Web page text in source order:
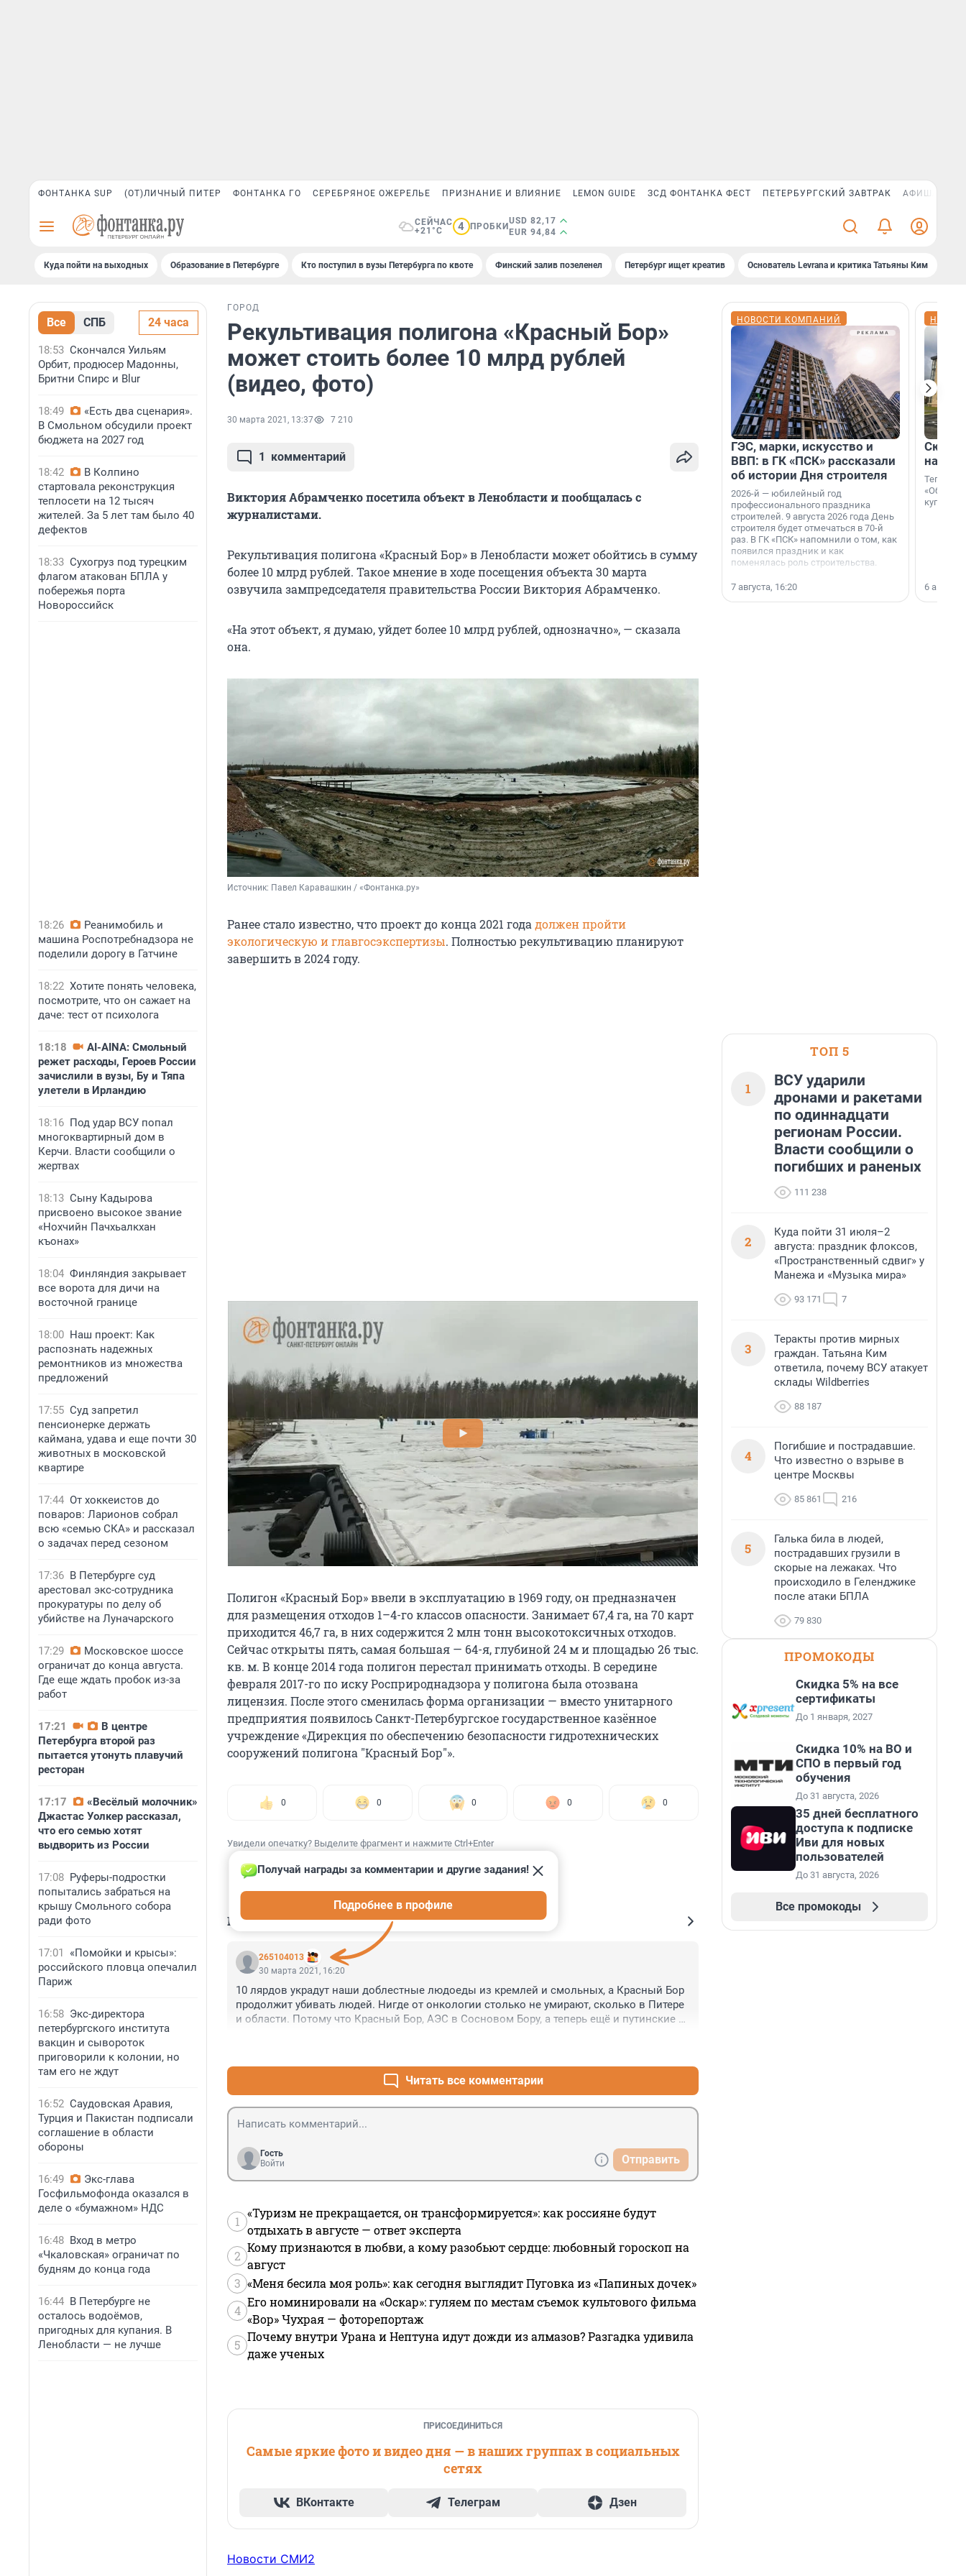
ФОНТАНКА SUP (ОТ)ЛИЧНЫЙ ПИТЕР ФОНТАНКА ГО СЕРЕБРЯНОЕ ОЖЕРЕЛЬЕ ПРИЗНАНИЕ И ВЛИЯНИЕ LEMON GUIDE ЗСД ФОНТАНКА ФЕСТ ПЕТЕРБУРГСКИЙ ЗАВТРАК АФИША PLUS
СЕЙЧАС
+21°C
4 ПРОБКИ
USD 82,17
EUR 94,84
Куда пойти на выходных Образование в Петербурге Кто поступил в вузы Петербурга по квоте Финский залив позеленел Петербург ищет креатив Основатель Levrana и критика Татьяны Ким
Все СПБ 24 часа
18:53 Скончался Уильям
Орбит, продюсер Мадонны,
Бритни Спирс и Blur
18:49
«Есть два сценария».
В Смольном обсудили проект
бюджета на 2027 год
18:42
В Колпино
стартовала реконструкция
теплосети на 12 тысяч
жителей. За 5 лет там было 40
дефектов
18:33 Сухогруз под турецким
флагом атакован БПЛА у
побережья порта
Новороссийск
18:26
Реанимобиль и
машина Роспотребнадзора не
поделили дорогу в Гатчине
18:22 Хотите понять человека,
посмотрите, что он сажает на
даче: тест от психолога
18:18
AI-AINA: Смольный
режет расходы, Героев России
зачислили в вузы, Бу и Тяпа
улетели в Ирландию
18:16 Под удар ВСУ попал
многоквартирный дом в
Керчи. Власти сообщили о
жертвах
18:13 Сыну Кадырова
присвоено высокое звание
«Нохчийн Пачхьалкхан
къонах»
18:04 Финляндия закрывает
все ворота для дичи на
восточной границе
18:00 Наш проект: Как
распознать надежных
ремонтников из множества
предложений
17:55 Суд запретил
пенсионерке держать
каймана, удава и еще почти 30
животных в московской
квартире
17:44 От хоккеистов до
поваров: Ларионов собрал
всю «семью СКА» и рассказал
о задачах перед сезоном
17:36 В Петербурге суд
арестовал экс-сотрудника
прокуратуры по делу об
убийстве на Луначарского
17:29
Московское шоссе
ограничат до конца августа.
Где еще ждать пробок из-за
работ
17:21
В центре
Петербурга второй раз
пытается утонуть плавучий
ресторан
17:17
«Весёлый молочник»
Джастас Уолкер рассказал,
что его семью хотят
выдворить из России
17:08 Руферы-подростки
попытались забраться на
крышу Смольного собора
ради фото
17:01
«Помойки и крысы»:
российского пловца опечалил
Париж
16:58 Экс-директора
петербургского института
вакцин и сывороток
приговорили к колонии, но
там его не ждут
16:52 Саудовская Аравия,
Турция и Пакистан подписали
соглашение в области
обороны
16:49
Экс-глава
Госфильмофонда оказался в
деле о «бумажном» НДС
16:48 Вход в метро
«Чкаловская» ограничат по
будням до конца года
16:44 В Петербурге не
осталось водоёмов,
пригодных для купания. В
Ленобласти — не лучше
ГОРОД
Рекультивация полигона «Красный Бор»
может стоить более 10 млрд рублей
(видео, фото)
30 марта 2021, 13:37 7 210
1 комментарий
Виктория Абрамченко посетила объект в Ленобласти и пообщалась с
журналистами.
Рекультивация полигона «Красный Бор» в Ленобласти может обойтись в сумму
более 10 млрд рублей. Такое мнение в ходе посещения объекта 30 марта
озвучила зампредседателя правительства России Виктория Абрамченко.
«На этот объект, я думаю, уйдет более 10 млрд рублей, однозначно», — сказала
она.
Источник: Павел Каравашкин / «Фонтанка.ру»
Ранее стало известно, что проект до конца 2021 года должен пройти
экологическую и главгосэкспертизы. Полностью рекультивацию планируют
завершить в 2024 году.
Полигон «Красный Бор» ввели в эксплуатацию в 1969 году, он предназначен
для размещения отходов 1–4-го классов опасности. Занимает 67,4 га, на 70 карт
приходится 46,7 га, в них содержится 2 млн тонн высокотоксичных отходов.
Сейчас открыты пять, самая большая — 64-я, глубиной 24 м и площадью 26 тыс.
кв. м. В конце 2014 года полигон перестал принимать отходы. В середине
февраля 2017-го по иску Росприроднадзора у полигона была отозвана
лицензия. После этого сменилась форма организации — вместо унитарного
предприятия появилось Санкт-Петербургское государственное казённое
учреждение «Дирекция по обеспечению безопасности гидротехнических
сооружений полигона "Красный Бор"».
0 0 0 0 0
Увидели опечатку? Выделите фрагмент и нажмите Ctrl+Enter
КОММЕНТАРИИ 1
265104013
Получай награды за комментарии и другие задания!
Подробнее в профиле
30 марта 2021, 16:20
10 лярдов украдут наши доблестные людоеды из кремлей и смольных, а Красный Бор
продолжит убивать людей. Нигде от онкологии столько не умирают, сколько в Питере
и области. Потому что Красный Бор, АЭС в Сосновом Бору, а теперь ещё и путинские
Читать все комментарии
Гость
Войти
Отправить
1
«Туризм не прекращается, он трансформируется»: как россияне будут
отдыхать в августе — ответ эксперта
2
Кому признаются в любви, а кому разобьют сердце: любовный гороскоп на
август
3 «Меня бесила моя роль»: как сегодня выглядит Пуговка из «Папиных дочек»
4
Его номинировали на «Оскар»: гуляем по местам съемок культового фильма
«Вор» Чухрая — фоторепортаж
5
Почему внутри Урана и Нептуна идут дожди из алмазов? Разгадка удивила
даже ученых
ПРИСОЕДИНИТЬСЯ
Самые яркие фото и видео дня — в наших группах в социальных
сетях
ВКонтакте Телеграм Дзен
Новости СМИ2
НОВОСТИ КОМПАНИЙ
ГЭС, марки, искусство и
ВВП: в ГК «ПСК» рассказали
об истории Дня строителя
2026-й — юбилейный год
профессионального праздника
строителей. 9 августа 2026 года День
строителя будет отмечаться в 70-й
раз. В ГК «ПСК» напомнили о том, как
появился праздник и как
поменялась роль строительства.
7 августа, 16:20
на
Теперь
купить
6
ТОП 5
1
ВСУ ударили
дронами и ракетами
по одиннадцати
регионам России.
Власти сообщили о
погибших и раненых
111 238
2
Куда пойти 31 июля–2
августа: праздник флоксов,
«Пространственный сдвиг» у
Манежа и «Музыка мира»
93 171 7
3
Теракты против мирных
граждан. Татьяна Ким
ответила, почему ВСУ атакует
склады Wildberries
88 187
4
Погибшие и пострадавшие.
Что известно о взрыве в
центре Москвы
85 861 216
5
Галька била в людей,
пострадавших грузили в
скорые на лежаках. Что
происходило в Геленджике
после атаки БПЛА
79 830
ПРОМОКОДЫ
Скидка 5% на все
сертификаты
До 1 января, 2027
Скидка 10% на ВО и
СПО в первый год
обучения
До 31 августа, 2026
35 дней бесплатного
доступа к подписке
Иви для новых
пользователей
До 31 августа, 2026
Все промокоды